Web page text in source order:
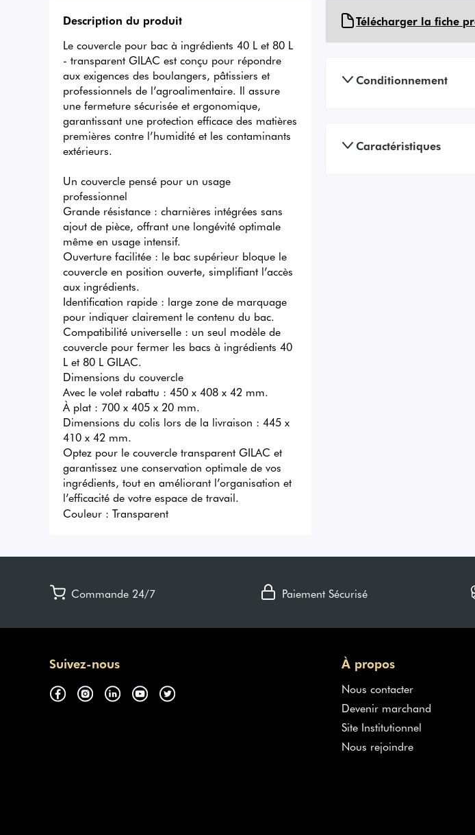
Description du produit
Le couvercle pour bac à ingrédients 40 L et 80 L
- transparent GILAC est conçu pour répondre
aux exigences des boulangers, pâtissiers et
professionnels de l’agroalimentaire. Il assure
une fermeture sécurisée et ergonomique,
garantissant une protection efficace des matières
premières contre l’humidité et les contaminants
extérieurs.
Un couvercle pensé pour un usage
professionnel
Grande résistance : charnières intégrées sans
ajout de pièce, offrant une longévité optimale
même en usage intensif.
Ouverture facilitée : le bac supérieur bloque le
couvercle en position ouverte, simplifiant l’accès
aux ingrédients.
Identification rapide : large zone de marquage
pour indiquer clairement le contenu du bac.
Compatibilité universelle : un seul modèle de
couvercle pour fermer les bacs à ingrédients 40
L et 80 L GILAC.
Dimensions du couvercle
Avec le volet rabattu : 450 x 408 x 42 mm.
À plat : 700 x 405 x 20 mm.
Dimensions du colis lors de la livraison : 445 x
410 x 42 mm.
Optez pour le couvercle transparent GILAC et
garantissez une conservation optimale de vos
ingrédients, tout en améliorant l’organisation et
l’efficacité de votre espace de travail.
Couleur : Transparent
Télécharger la fiche
Conditionnement
Caractéristiques
Commande 24/7 Paiement Sécurisé
Suivez-nous À propos
Nous contacter
Devenir marchand
Site Institutionnel
Nous rejoindre